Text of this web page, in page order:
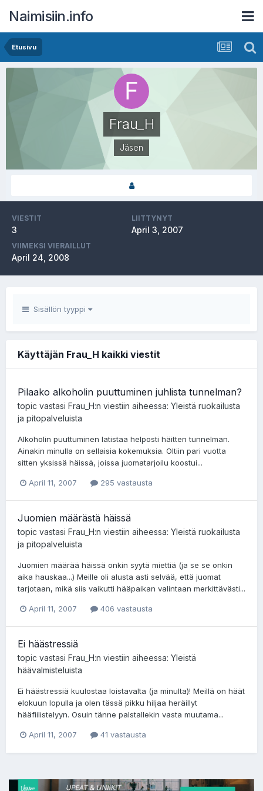
Naimisiin.info
Etusivu
Frau_H
Jäsen
VIESTIT
3
LIITTYNYT
April 3, 2007
VIIMEKSI VIERAILLUT
April 24, 2008
Sisällön tyyppi
Käyttäjän Frau_H kaikki viestit
Pilaako alkoholin puuttuminen juhlista tunnelman?
topic vastasi Frau_H:n viestiin aiheessa: Yleistä ruokailusta
ja pitopalveluista
Alkoholin puuttuminen latistaa helposti häitten tunnelman.
Ainakin minulla on sellaisia kokemuksia. Oltiin pari vuotta
sitten yksissä häissä, joissa juomatarjoilu koostui...
April 11, 2007 295 vastausta
Juomien määrästä häissä
topic vastasi Frau_H:n viestiin aiheessa: Yleistä ruokailusta
ja pitopalveluista
Juomien määrää häissä onkin syytä miettiä (ja se se onkin
aika hauskaa...) Meille oli alusta asti selvää, että juomat
tarjotaan, mikä siis vaikutti hääpaikan valintaan merkittävästi...
April 11, 2007 406 vastausta
Ei häästressiä
topic vastasi Frau_H:n viestiin aiheessa: Yleistä
häävalmisteluista
Ei häästressiä kuulostaa loistavalta (ja minulta)! Meillä on häät
elokuun lopulla ja olen tässä pikku hiljaa heräillyt
hääfiilistelyyn. Osuin tänne palstallekin vasta muutama...
April 11, 2007 41 vastausta